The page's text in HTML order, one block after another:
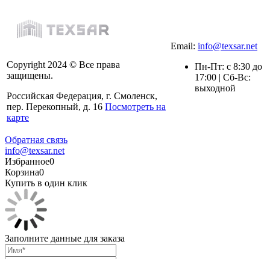
Copyright 2024 © Все права
защищены.
Российская Федерация, г. Смоленск,
пер. Перекопный, д. 16 Посмотреть на
карте
Email: info@texsar.net
Пн-Пт: с 8:30 до
17:00 | Сб-Вс:
выходной
Обратная связь
info@texsar.net
Избранное0
Корзина0
Купить в один клик
Заполните данные для заказа